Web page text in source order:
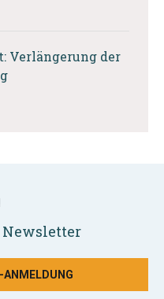
Verlängerung der
Newsletter
ANMELDUNG